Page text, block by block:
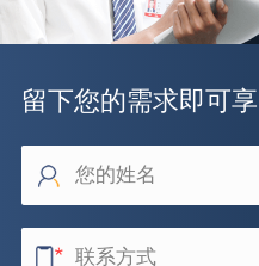
留下您的需求即可